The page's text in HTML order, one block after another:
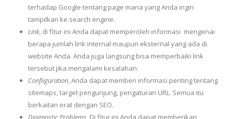
terhadap Google tentang page mana yang Anda ingin
tampilkan ke search engine.
Link, di fitur ini Anda dapat memperoleh informasi mengenai
berapa jumlah link internal maupun eksternal yang ada di
website Anda. Anda juga langsung bisa memperbaiki link
tersebut jika mengalami kesalahan.
Confiiguration, Anda dapat memberi informasi penting tentang
sitemaps, target pengunjung, pengaturan URL. Semua itu
berkaitan erat dengan SEO.
Diagnostic Problems, Di fitur ini Anda dapat memberikan